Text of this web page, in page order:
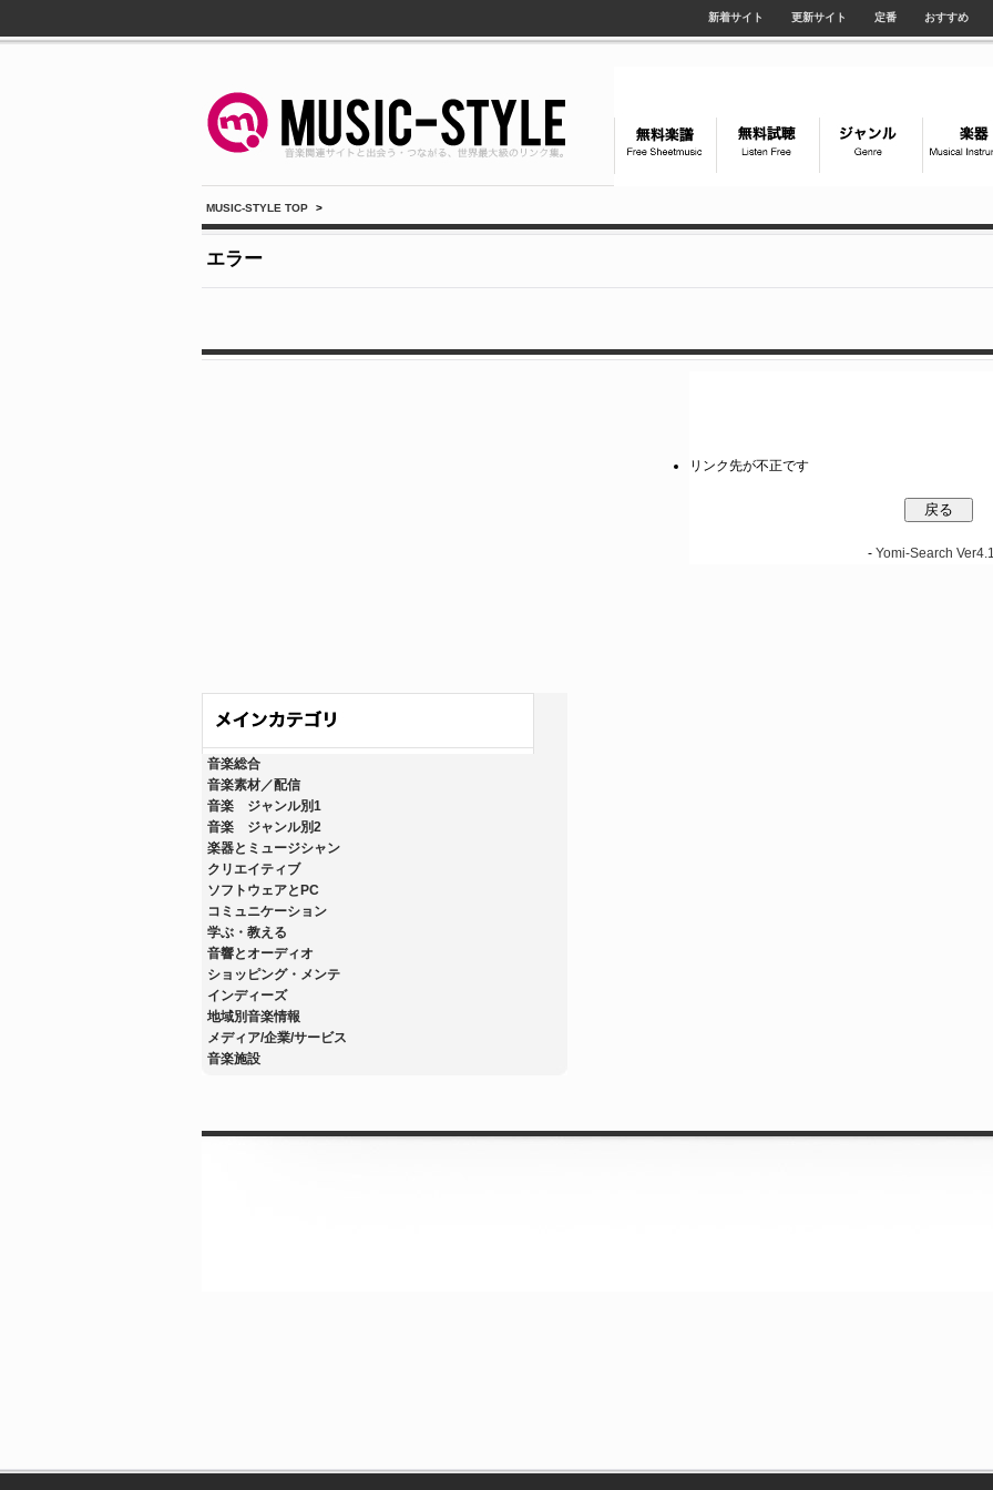
新着サイト 更新サイト 定番 おすすめ
MUSIC-STYLE TOP >
エラー
音楽総合
音楽素材／配信
音楽 ジャンル別1
音楽 ジャンル別2
楽器とミュージシャン
クリエイティブ
ソフトウェアとPC
コミュニケーション
学ぶ・教える
音響とオーディオ
ショッピング・メンテ
インディーズ
地域別音楽情報
メディア/企業/サービス
音楽施設
リンク先が不正です
- Yomi-Search